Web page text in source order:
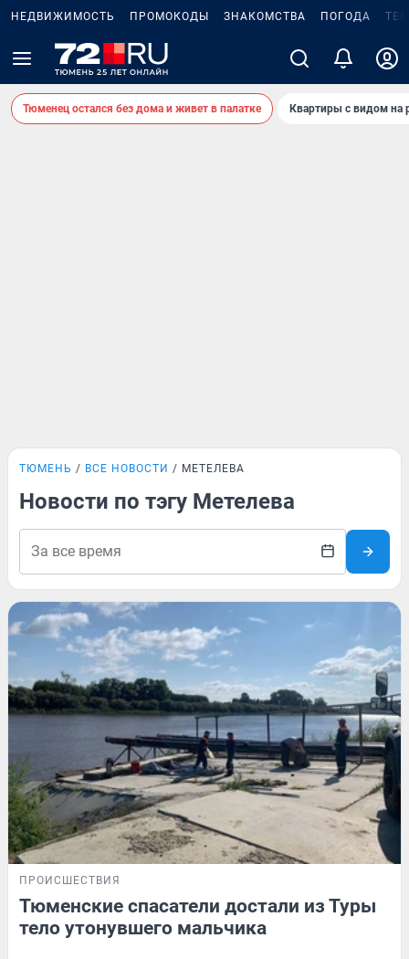
НЕДВИЖИМОСТЬ ПРОМОКОДЫ ЗНАКОМСТВА ПОГОДА
Тюменец остался без дома и живет в палатке Квартиры с видом на
ТЮМЕНЬ ВСЕ НОВОСТИ МЕТЕЛЕВА
Новости по тэгу Метелева
ПРОИСШЕСТВИЯ
Тюменские спасатели достали из Туры
тело утонувшего мальчика